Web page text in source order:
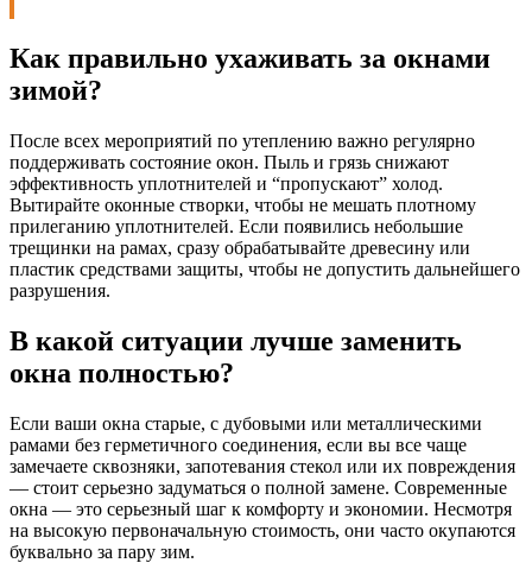
Как правильно ухаживать за окнами
зимой?
После всех мероприятий по утеплению важно регулярно
поддерживать состояние окон. Пыль и грязь снижают
эффективность уплотнителей и “пропускают” холод.
Вытирайте оконные створки, чтобы не мешать плотному
прилеганию уплотнителей. Если появились небольшие
трещинки на рамах, сразу обрабатывайте древесину или
пластик средствами защиты, чтобы не допустить дальнейшего
разрушения.
В какой ситуации лучше заменить
окна полностью?
Если ваши окна старые, с дубовыми или металлическими
рамами без герметичного соединения, если вы все чаще
замечаете сквозняки, запотевания стекол или их повреждения
— стоит серьезно задуматься о полной замене. Современные
окна — это серьезный шаг к комфорту и экономии. Несмотря
на высокую первоначальную стоимость, они часто окупаются
буквально за пару зим.